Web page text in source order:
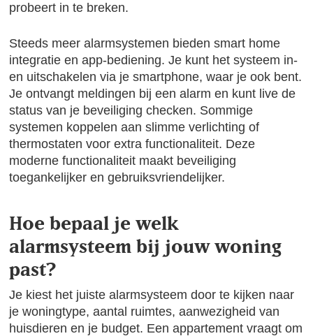
probeert in te breken.
Steeds meer alarmsystemen bieden smart home
integratie en app-bediening. Je kunt het systeem in-
en uitschakelen via je smartphone, waar je ook bent.
Je ontvangt meldingen bij een alarm en kunt live de
status van je beveiliging checken. Sommige
systemen koppelen aan slimme verlichting of
thermostaten voor extra functionaliteit. Deze
moderne functionaliteit maakt beveiliging
toegankelijker en gebruiksvriendelijker.
Hoe bepaal je welk
alarmsysteem bij jouw woning
past?
Je kiest het juiste alarmsysteem door te kijken naar
je woningtype, aantal ruimtes, aanwezigheid van
huisdieren en je budget. Een appartement vraagt om